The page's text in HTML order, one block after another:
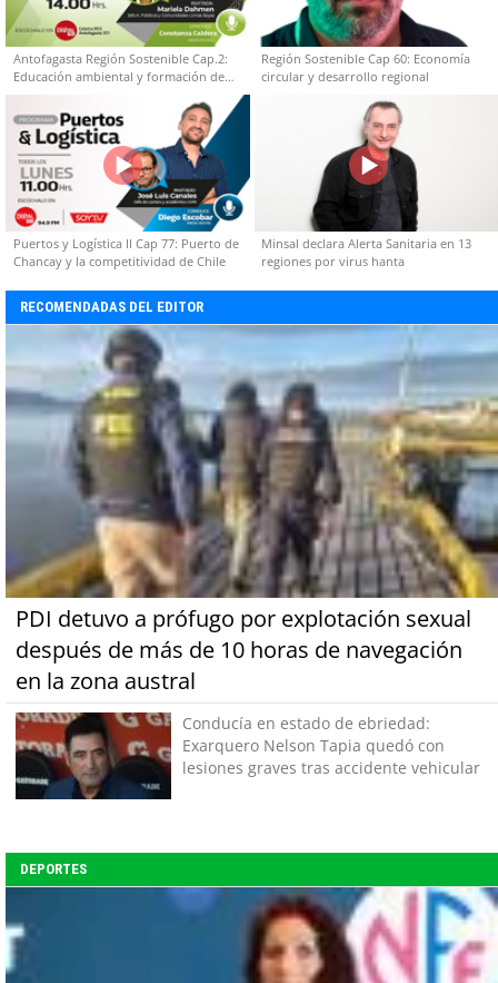
Antofagasta Región Sostenible Cap.2:
Educación ambiental y formación de
capacidades técnicas
Región Sostenible Cap 60: Economía
circular y desarrollo regional
Puertos y Logística II Cap 77: Puerto de
Chancay y la competitividad de Chile
Minsal declara Alerta Sanitaria en 13
regiones por virus hanta
RECOMENDADAS DEL EDITOR
PDI detuvo a prófugo por explotación sexual
después de más de 10 horas de navegación
en la zona austral
Conducía en estado de ebriedad:
Exarquero Nelson Tapia quedó con
lesiones graves tras accidente vehicular
DEPORTES